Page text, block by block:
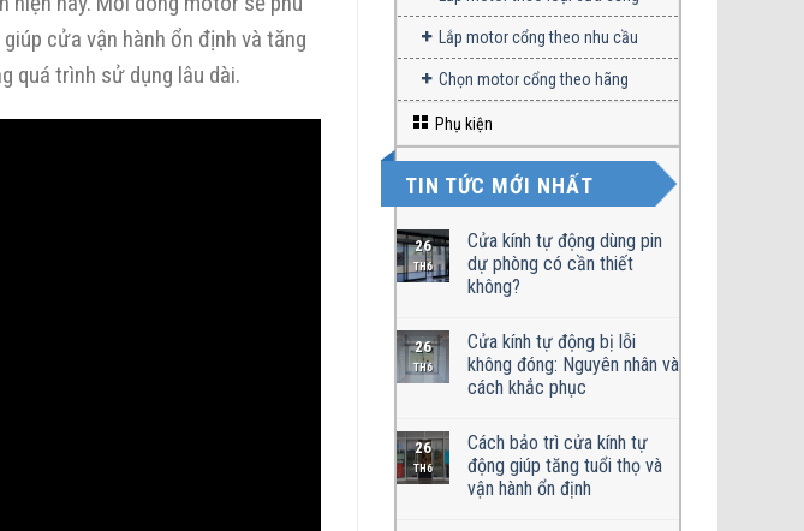
cửa vận hành ổn định và tăng
quá trình sử dụng lâu dài.
Lắp motor cổng theo nhu cầu
Chọn motor cổng theo hãng
Phụ kiện
TIN TỨC MỚI NHẤT
26
TH6
Cửa kính tự động dùng pin
dự phòng có cần thiết
không?
26
TH6
Cửa kính tự động bị lỗi
không đóng: Nguyên nhân và
cách khắc phục
26
TH6
Cách bảo trì cửa kính tự
động giúp tăng tuổi thọ và
vận hành ổn định